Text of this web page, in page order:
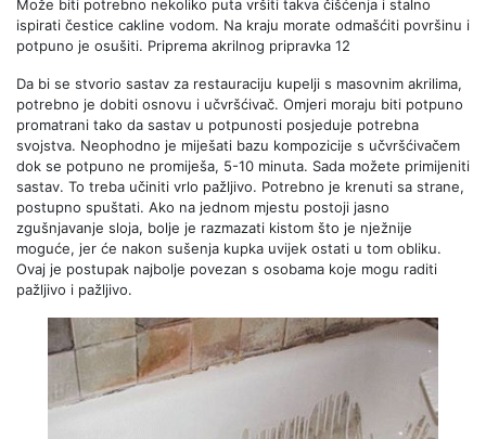
Može biti potrebno nekoliko puta vršiti takva čišćenja i stalno
ispirati čestice cakline vodom. Na kraju morate odmašćiti površinu i
potpuno je osušiti. Priprema akrilnog pripravka 12
Da bi se stvorio sastav za restauraciju kupelji s masovnim akrilima,
potrebno je dobiti osnovu i učvršćivač. Omjeri moraju biti potpuno
promatrani tako da sastav u potpunosti posjeduje potrebna
svojstva. Neophodno je miješati bazu kompozicije s učvršćivačem
dok se potpuno ne promiješa, 5-10 minuta. Sada možete primijeniti
sastav. To treba učiniti vrlo pažljivo. Potrebno je krenuti sa strane,
postupno spuštati. Ako na jednom mjestu postoji jasno
zgušnjavanje sloja, bolje je razmazati kistom što je nježnije
moguće, jer će nakon sušenja kupka uvijek ostati u tom obliku.
Ovaj je postupak najbolje povezan s osobama koje mogu raditi
pažljivo i pažljivo.